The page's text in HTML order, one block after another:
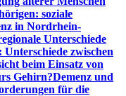
soziale
in Nordrhein-
Unterschiede
zwischen
beim Einsatz von
Gehirn?Demenz und
für die